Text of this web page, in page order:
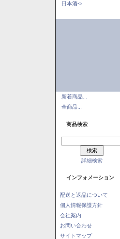
日本酒->
新着商品...
全商品...
商品検索
詳細検索
インフォメーション
配送と返品について
個人情報保護方針
会社案内
お問い合わせ
サイトマップ